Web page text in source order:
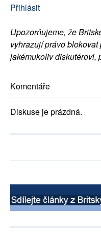
Přihlásit
Upozorňujeme, že
vyhrazují právo
jakémukoliv diskutérovi,
Komentáře
Diskuse je prázdná.